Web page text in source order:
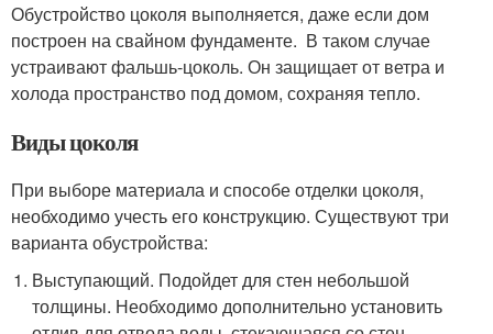
Обустройство цоколя выполняется, даже если дом
построен на свайном фундаменте. В таком случае
устраивают фальшь-цоколь. Он защищает от ветра и
холода пространство под домом, сохраняя тепло.
Виды цоколя
При выборе материала и способе отделки цоколя,
необходимо учесть его конструкцию. Существуют три
варианта обустройства:
Выступающий. Подойдет для стен небольшой
толщины. Необходимо дополнительно установить